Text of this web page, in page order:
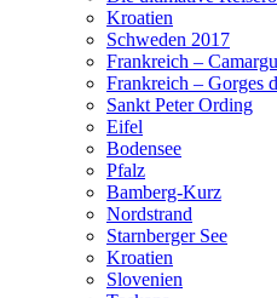
Kroatien
Schweden 2017
Frankreich –
Frankreich – Gorges
Sankt Peter Ording
Eifel
Bodensee
Pfalz
Bamberg-Kurz
Nordstrand
Starnberger See
Kroatien
Slovenien